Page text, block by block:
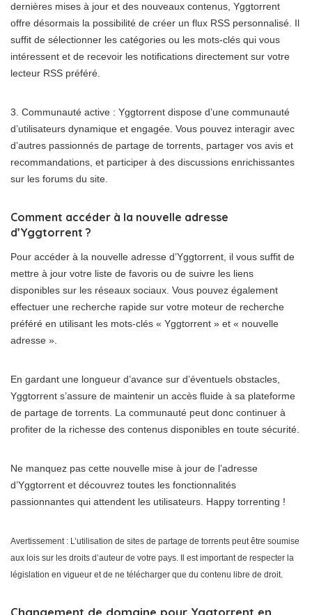
dernières mises à jour et des nouveaux contenus, Yggtorrent
offre désormais la possibilité de créer un flux RSS personnalisé. Il
suffit de sélectionner les catégories ou les mots-clés qui vous
intéressent et de recevoir les notifications directement sur votre
lecteur RSS préféré.
3. Communauté active : Yggtorrent dispose d’une communauté
d’utilisateurs dynamique et engagée. Vous pouvez interagir avec
d’autres passionnés de partage de torrents, partager vos avis et
recommandations, et participer à des discussions enrichissantes
sur les forums du site.
Comment accéder à la nouvelle adresse
d’Yggtorrent ?
Pour accéder à la nouvelle adresse d’Yggtorrent, il vous suffit de
mettre à jour votre liste de favoris ou de suivre les liens
disponibles sur les réseaux sociaux. Vous pouvez également
effectuer une recherche rapide sur votre moteur de recherche
préféré en utilisant les mots-clés « Yggtorrent » et « nouvelle
adresse ».
En gardant une longueur d’avance sur d’éventuels obstacles,
Yggtorrent s’assure de maintenir un accès fluide à sa plateforme
de partage de torrents. La communauté peut donc continuer à
profiter de la richesse des contenus disponibles en toute sécurité.
Ne manquez pas cette nouvelle mise à jour de l’adresse
d’Yggtorrent et découvrez toutes les fonctionnalités
passionnantes qui attendent les utilisateurs. Happy torrenting !
Avertissement : L’utilisation de sites de partage de torrents peut être soumise
aux lois sur les droits d’auteur de votre pays. Il est important de respecter la
législation en vigueur et de ne télécharger que du contenu libre de droit.
Changement de domaine pour Yggtorrent en